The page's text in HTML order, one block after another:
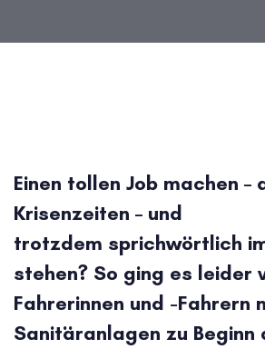
Einen tollen Job machen –
Krisenzeiten – und
trotzdem sprichwörtlich
stehen? So ging es leider
Fahrerinnen und -Fahrern
Sanitäranlagen zu Beginn